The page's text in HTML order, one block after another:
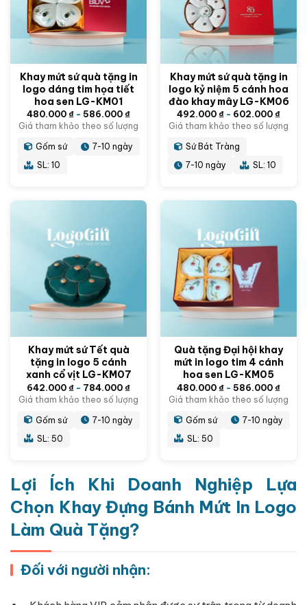
Khay mứt sứ quà tặng in
logo dáng tim họa tiết
hoa sen LG-KM01
480.000₫ - 586.000₫
Giá tham khảo theo số lượng
Gốm sứ
7-10 ngày
SL: 10
Khay mứt sứ quà tặng in
logo kỷ niệm 5 cánh hoa
đào khay mây LG-KM06
492.000₫ - 602.000₫
Giá tham khảo theo số lượng
Sứ Bát Tràng
7-10 ngày
SL: 10
Khay mứt sứ Tết quà
tặng in logo 5 cánh
xanh cổ vịt LG-KM07
642.000 ₫ - 784.000 ₫
Giá tham khảo theo số lượng
Gốm sứ
7-10 ngày
SL: 50
Quà tặng Đại hội khay
mứt in logo tim 4 cánh
hoa sen LG-KM05
480.000 ₫ - 586.000 ₫
Giá tham khảo theo số lượng
Gốm sứ
7-10 ngày
SL: 50
Lợi Ích Khi Doanh Nghiệp Lựa
Chọn Khay Đựng Bánh Mứt In Logo
Làm Quà Tặng?
Đối với người nhận: